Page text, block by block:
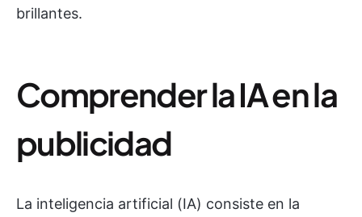
brillantes.
Comprender la IA en la
publicidad
La inteligencia artificial (IA) consiste en la